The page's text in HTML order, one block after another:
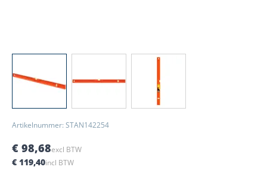
View larger imageView larger image
Artikelnummer: STAN142254
€ 98,68excl BTW
€ 119,40incl BTW